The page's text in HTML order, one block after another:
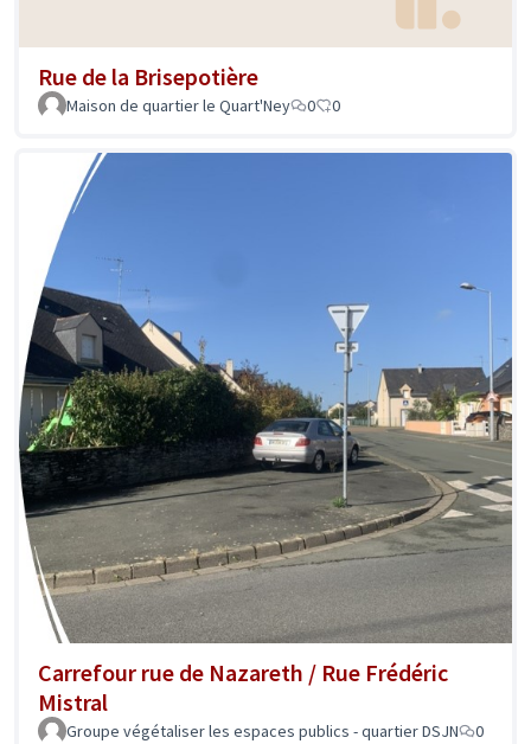
Rue de la Brisepotière
Maison de quartier le Quart'Ney 0 0
Carrefour rue de Nazareth / Rue Frédéric
Mistral
Groupe végétaliser les espaces publics - quartier DSJN
0